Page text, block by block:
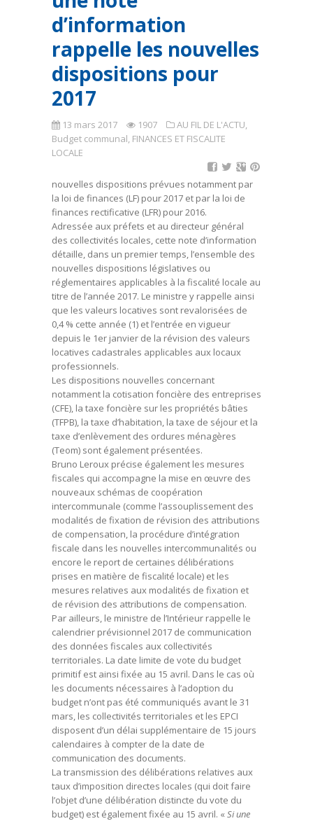
d’information
rappelle les nouvelles
dispositions pour
2017
13 mars 2017 1907 AU FIL DE L'ACTU,
Budget communal, FINANCES ET FISCALITE
LOCALE
nouvelles dispositions prévues notamment par
la loi de finances (LF) pour 2017 et par la loi de
finances rectificative (LFR) pour 2016.
Adressée aux préfets et au directeur général
des collectivités locales, cette note d’information
détaille, dans un premier temps, l’ensemble des
nouvelles dispositions législatives ou
réglementaires applicables à la fiscalité locale au
titre de l’année 2017. Le ministre y rappelle ainsi
que les valeurs locatives sont revalorisées de
0,4 % cette année (1) et l’entrée en vigueur
depuis le 1er janvier de la révision des valeurs
locatives cadastrales applicables aux locaux
professionnels.
Les dispositions nouvelles concernant
notamment la cotisation foncière des entreprises
(CFE), la taxe foncière sur les propriétés bâties
(TFPB), la taxe d’habitation, la taxe de séjour et la
taxe d’enlèvement des ordures ménagères
(Teom) sont également présentées.
Bruno Leroux précise également les mesures
fiscales qui accompagne la mise en œuvre des
nouveaux schémas de coopération
intercommunale (comme l’assouplissement des
modalités de fixation de révision des attributions
de compensation, la procédure d’intégration
fiscale dans les nouvelles intercommunalités ou
encore le report de certaines délibérations
prises en matière de fiscalité locale) et les
mesures relatives aux modalités de fixation et
de révision des attributions de compensation.
Par ailleurs, le ministre de l’Intérieur rappelle le
calendrier prévisionnel 2017 de communication
des données fiscales aux collectivités
territoriales. La date limite de vote du budget
primitif est ainsi fixée au 15 avril. Dans le cas où
les documents nécessaires à l’adoption du
budget n’ont pas été communiqués avant le 31
mars, les collectivités territoriales et les EPCI
disposent d’un délai supplémentaire de 15 jours
calendaires à compter de la date de
communication des documents.
La transmission des délibérations relatives aux
taux d’imposition directes locales (qui doit faire
l’objet d’une délibération distincte du vote du
budget) est également fixée au 15 avril. « Si une